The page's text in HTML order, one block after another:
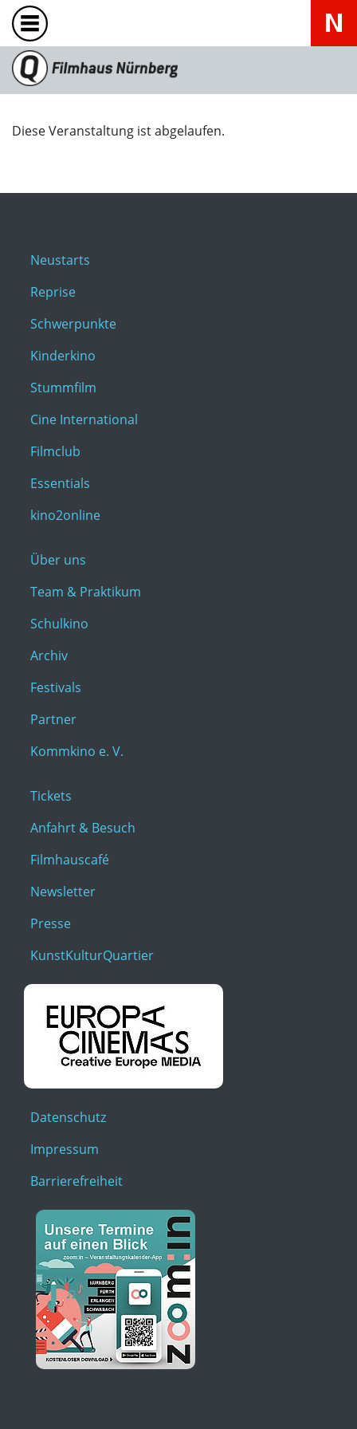
Diese Veranstaltung ist abgelaufen.
Neustarts
Reprise
Schwerpunkte
Kinderkino
Stummfilm
Cine International
Filmclub
Essentials
kino2online
Über uns
Team & Praktikum
Schulkino
Archiv
Festivals
Partner
Kommkino e. V.
Tickets
Anfahrt & Besuch
Filmhauscafé
Newsletter
Presse
KunstKulturQuartier
Datenschutz
Impressum
Barrierefreiheit